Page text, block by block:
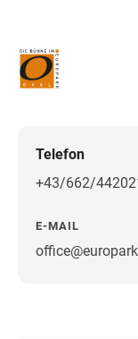
Telefon
+43/662/
E-MAIL